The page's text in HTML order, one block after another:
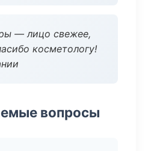
— лицо свежее,
косметологу!
вопросы